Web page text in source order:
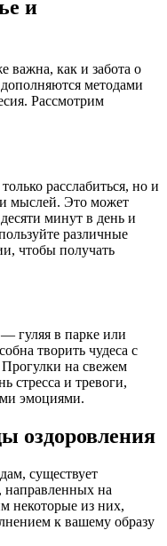
и
важна, как и забота о
методами
Рассмотрим
расслабиться, но и
мыслей. Это может
минут в день и
различные
чтобы получать
гуляя в парке или
творить чудеса с
на свежем
стресса и тревоги,
эмоциями.
оздоровления
существует
направленных на
некоторые из них,
к вашему образу